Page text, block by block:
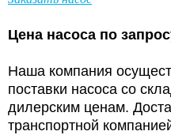
Цена насоса по
Наша компания
поставки насоса со
дилерским ценам.
транспортной